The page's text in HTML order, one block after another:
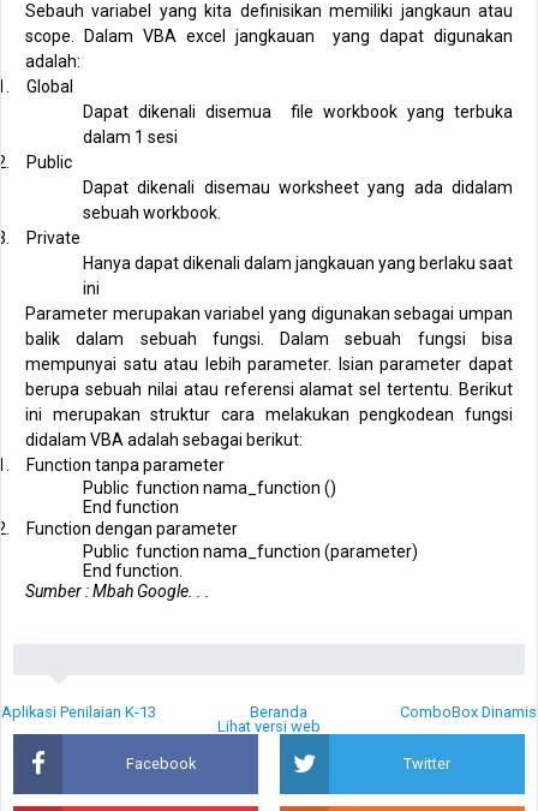
Sebauh variabel yang kita definisikan memiliki jangkaun atau
scope. Dalam VBA excel jangkauan
yang dapat digunakan
adalah:
Global
Dapat dikenali disemua
file workbook yang terbuka
dalam 1 sesi
Public
Dapat dikenali disemau worksheet yang ada didalam
sebuah workbook.
Private
Hanya dapat dikenali dalam jangkauan yang berlaku saat
ini
Parameter merupakan variabel yang digunakan sebagai umpan
balik dalam sebuah fungsi. Dalam sebuah fungsi bisa
mempunyai satu atau lebih parameter. Isian parameter dapat
berupa sebuah nilai atau referensi alamat sel tertentu. Berikut
ini merupakan struktur cara melakukan pengkodean fungsi
didalam VBA adalah sebagai berikut:
Function tanpa parameter
Public function nama_function ()
End function
Function dengan parameter
Public function nama_function (parameter)
End function.
Sumber : Mbah Google. . .
Aplikasi Penilaian K-13 ComboBox Dinamis
Beranda
Lihat versi web
Facebook Twitter